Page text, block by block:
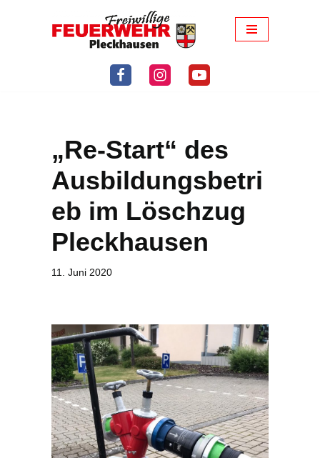
„Re-Start“ des
Ausbildungsbetri
eb im Löschzug
Pleckhausen
11. Juni 2020